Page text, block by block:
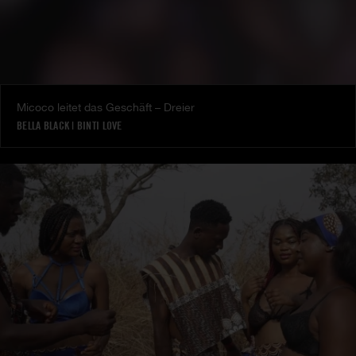
Micoco leitet das Geschäft – Dreier
BELLA BLACK | BINTI LOVE